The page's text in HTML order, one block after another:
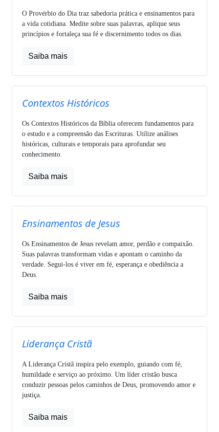
O Provérbio do Dia traz sabedoria prática e ensinamentos para
a vida cotidiana. Medite sobre suas palavras, aplique seus
princípios e fortaleça sua fé e discernimento todos os dias.
Saiba mais
Contextos Históricos
Os Contextos Históricos da Bíblia oferecem fundamentos para
o estudo e a compreensão das Escrituras. Utilize análises
históricas, culturais e temporais para aprofundar seu
conhecimento.
Saiba mais
Ensinamentos de Jesus
Os Ensinamentos de Jesus revelam amor, perdão e compaixão.
Suas palavras transformam vidas e apontam o caminho da
verdade. Segui-los é viver em fé, esperança e obediência a
Deus.
Saiba mais
Liderança Cristã
A Liderança Cristã inspira pelo exemplo, guiando com fé,
humildade e serviço ao próximo. Um líder cristão busca
conduzir pessoas pelos caminhos de Deus, promovendo amor e
justiça.
Saiba mais